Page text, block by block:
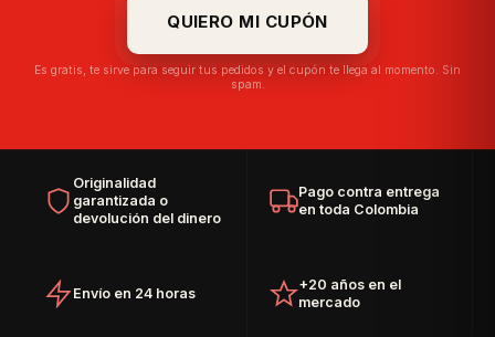
QUIERO MI CUPÓN
Es gratis, te sirve para seguir tus pedidos y el cupón te llega al momento. Sin
spam.
Originalidad
garantizada o
devolución del dinero
Pago contra entrega
en toda Colombia
Envío en 24 horas
+20 años en el
mercado